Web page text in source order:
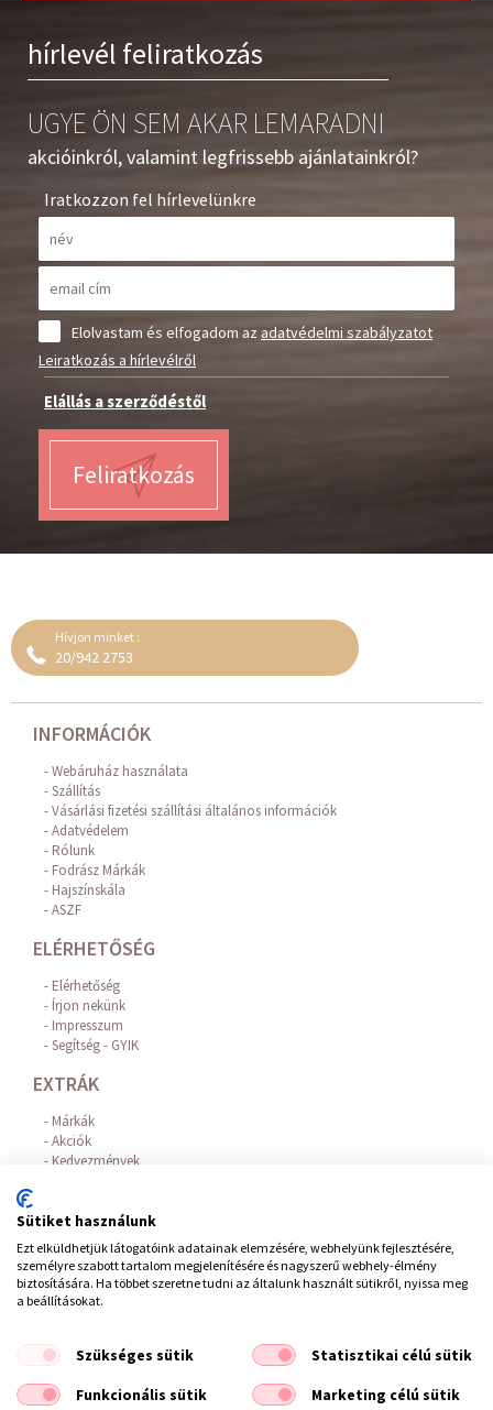
hírlevél feliratkozás
UGYE ÖN SEM AKAR LEMARADNI
akcióinkról, valamint legfrissebb ajánlatainkról?
Iratkozzon fel hírlevelünkre
Elolvastam és elfogadom azadatvédelmi szabályzatot
Leiratkozás a hírlevélről
Elállás a szerződéstől
Feliratkozás
Hívjon minket :
20/942 2753
INFORMÁCIÓK
Webáruház használata
Szállítás
Vásárlási fizetési szállítási általános információk
Adatvédelem
Rólunk
Fodrász Márkák
Hajszínskála
ASZF
ELÉRHETŐSÉG
Elérhetőség
Írjon nekünk
Impresszum
Segítség - GYIK
EXTRÁK
Márkák
Akciók
Kedvezmények
FIÓKOM
Belépés / Regisztráció
Hírlevél feliratkozás
ÁSZF Adatvédelem/Elállás a szerződéstől
Sütiket használunk
Ezt elküldhetjük látogatóink adatainak elemzésére, webhelyünk fejlesztésére,
személyre szabott tartalom megjelenítésére és nagyszerű webhely-élmény
biztosítására. Ha többet szeretne tudni az általunk használt sütikről, nyissa meg
a beállításokat.
Szükséges sütik
Statisztikai célú sütik
Funkcionális sütik
Marketing célú sütik